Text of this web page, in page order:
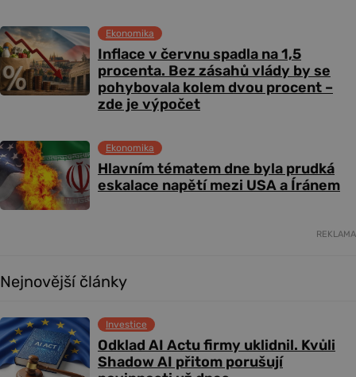
Inflace v červnu spadla na 1,5
procenta. Bez zásahů vlády by se
pohybovala kolem dvou procent –
zde je výpočet
Ekonomika
Hlavním tématem dne byla prudká
eskalace napětí mezi USA a Íránem
Ekonomika
REKLAMA
Nejnovější články
Odklad AI Actu firmy uklidnil. Kvůli
Shadow AI přitom porušují
Investice